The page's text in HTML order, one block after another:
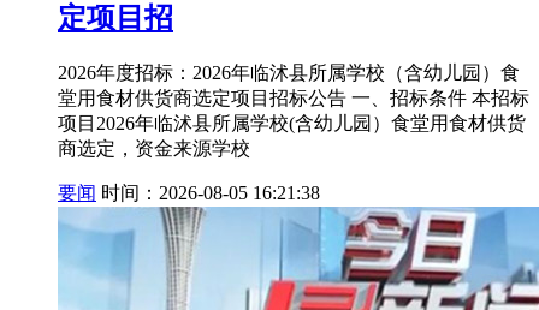
定项⽬招
2026年度招标：2026年临沭县所属学校（含幼⼉园）⻝
堂⽤⻝材供货商选定项⽬招标公告 ⼀、招标条件 本招标
项⽬2026年临沭县所属学校(含幼⼉园）⻝堂⽤⻝材供货
商选定，资⾦来源学校
要闻 时间：2026-08-05 16:21:38